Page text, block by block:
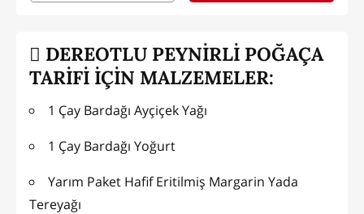
DEREOTLU PEYNİRLİ POĞAÇA
TARİFİ İÇİN MALZEMELER:
1 Çay Bardağı Ayçiçek Yağı
1 Çay Bardağı Yoğurt
Yarım Paket Hafif Eritilmiş Margarin Yada
Tereyağı